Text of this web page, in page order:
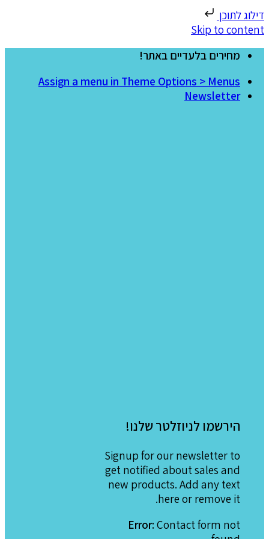
דילוג לתוכן
Skip to content
מחירים בלעדיים באתר!
Assign a menu in Theme Options > Menus
Newsletter
הירשמו לניוזלטר שלנו!
Signup for our newsletter to
get notified about sales and
new products. Add any text
here or remove it.
Error: Contact form not